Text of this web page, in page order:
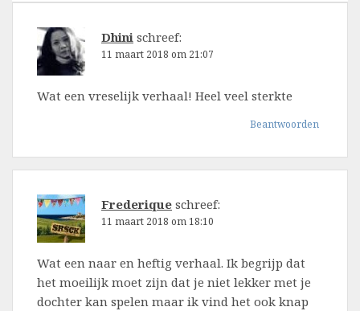
Dhini schreef:
11 maart 2018 om 21:07
Wat een vreselijk verhaal! Heel veel sterkte
Beantwoorden
Frederique schreef:
11 maart 2018 om 18:10
Wat een naar en heftig verhaal. Ik begrijp dat
het moeilijk moet zijn dat je niet lekker met je
dochter kan spelen maar ik vind het ook knap